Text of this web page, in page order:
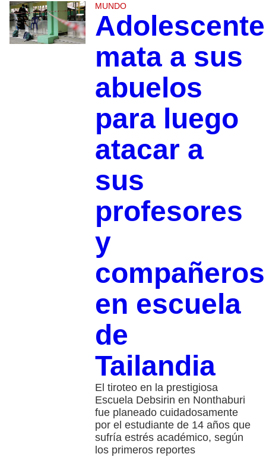
MUNDO
Adolescente
mata a sus
abuelos
para luego
atacar a
sus
profesores
y
compañeros
en escuela
de
Tailandia
El tiroteo en la prestigiosa
Escuela Debsirin en Nonthaburi
fue planeado cuidadosamente
por el estudiante de 14 años que
sufría estrés académico, según
los primeros reportes